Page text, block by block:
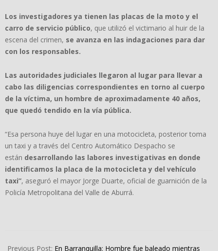
Los investigadores ya tienen las placas de la moto y el
carro de servicio público, que utilizó el victimario al huir de la
escena del crimen, se avanza en las indagaciones para dar
con los responsables.
Las autoridades judiciales llegaron al lugar para llevar a
cabo las diligencias correspondientes en torno al cuerpo
de la víctima, un hombre de aproximadamente 40 años,
que quedó tendido en la vía pública.
“Esa persona huye del lugar en una motocicleta, posterior toma
un taxi y a través del Centro Automático Despacho se
están desarrollando las labores investigativas en donde
identificamos la placa de la motocicleta y del vehículo
taxi”, aseguró el mayor Jorge Duarte, oficial de guarnición de la
Policía Metropolitana del Valle de Aburrá.
11-
Previous Post: En Barranquilla: Hombre fue baleado mientras